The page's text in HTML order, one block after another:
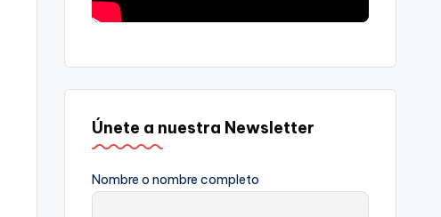
Únete a nuestra Newsletter
Nombre o nombre completo